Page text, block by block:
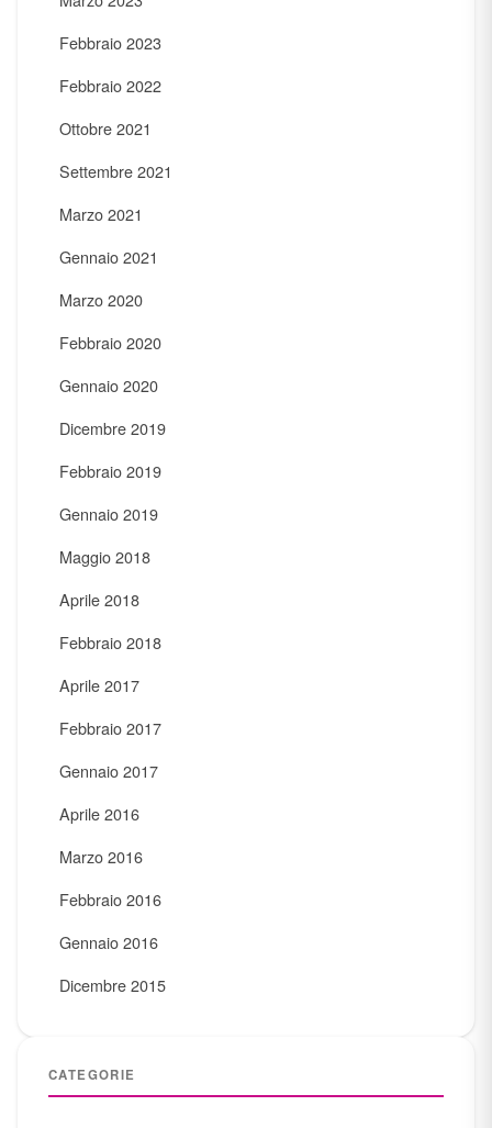
Febbraio 2023
Febbraio 2022
Ottobre 2021
Settembre 2021
Marzo 2021
Gennaio 2021
Marzo 2020
Febbraio 2020
Gennaio 2020
Dicembre 2019
Febbraio 2019
Gennaio 2019
Maggio 2018
Aprile 2018
Febbraio 2018
Aprile 2017
Febbraio 2017
Gennaio 2017
Aprile 2016
Marzo 2016
Febbraio 2016
Gennaio 2016
Dicembre 2015
CATEGORIE